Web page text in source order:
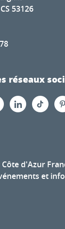
53126
réseaux
d'Azur
et